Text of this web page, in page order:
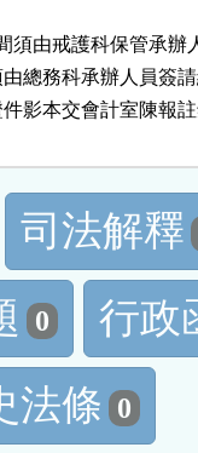
須由戒護科保管承辦
由總務科承辦人員簽
件影本交會計室陳報
司法解釋
0
行政
法條 0